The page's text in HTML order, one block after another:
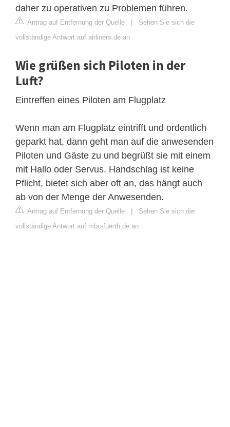
daher zu operativen zu Problemen führen.
Antrag auf Entfernung der Quelle | Sehen Sie sich die
vollständige Antwort auf airliners.de an
Wie grüßen sich Piloten in der
Luft?
Eintreffen eines Piloten am Flugplatz
Wenn man am Flugplatz eintrifft und ordentlich
geparkt hat, dann geht man auf die anwesenden
Piloten und Gäste zu und begrüßt sie mit einem
mit Hallo oder Servus. Handschlag ist keine
Pflicht, bietet sich aber oft an, das hängt auch
ab von der Menge der Anwesenden.
Antrag auf Entfernung der Quelle | Sehen Sie sich die
vollständige Antwort auf mbc-fuerth.de an